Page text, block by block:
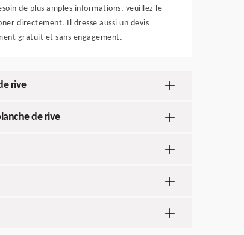
de plus amples informations, veuillez le
directement. Il dresse aussi un devis
gratuit et sans engagement.
rive
de rive